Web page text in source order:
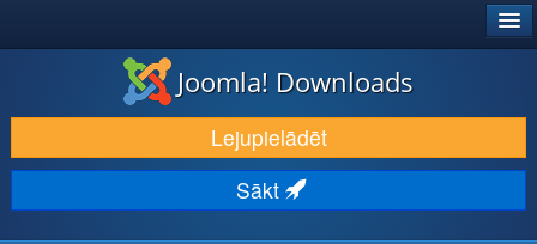
LEJUPIELĀDĒT UN PAPLAŠINĀT
ATKLĀJ UN IEMĀCIES
KOPIENA UN ATBALSTS
Joomla! Downloads
Lejupielādēt
Sākt